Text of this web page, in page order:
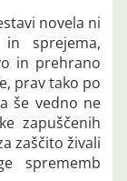
novela ni
sprejema,
in prehrano
prav tako po
še vedno ne
zapuščenih
zaščito živali
sprememb